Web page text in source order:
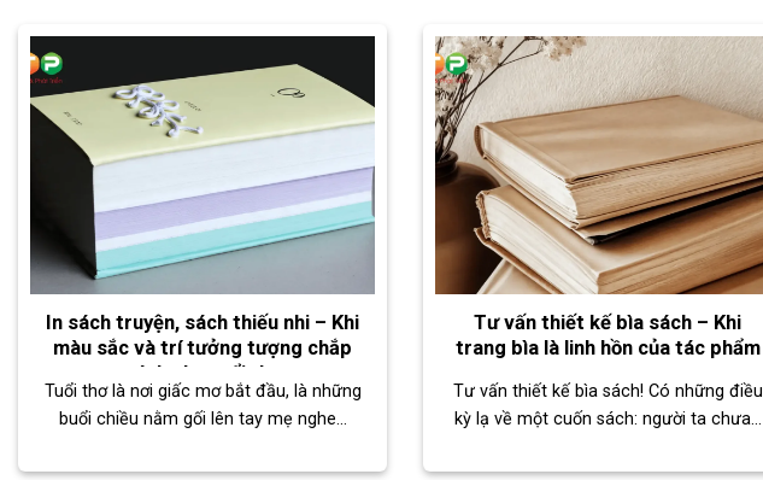
In sách truyện, sách thiếu nhi – Khi
màu sắc và trí tưởng tượng chắp
cánh cho tuổi thơ
Tuổi thơ là nơi giấc mơ bắt đầu, là những
buổi chiều nằm gối lên tay mẹ nghe...
Tư vấn thiết kế bìa sách – Khi
trang bìa là linh hồn của tác phẩm
Tư vấn thiết kế bìa sách! Có những điều
kỳ lạ về một cuốn sách: người ta chưa...